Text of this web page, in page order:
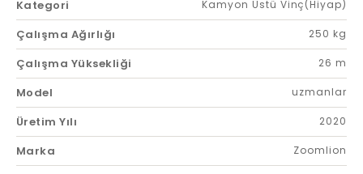
Kategori Kamyon Üstü Vinç(Hiyap)
Çalışma Ağırlığı 250 kg
Çalışma Yüksekliği 26 m
Model uzmanlar
Üretim Yılı 2020
Marka Zoomlion